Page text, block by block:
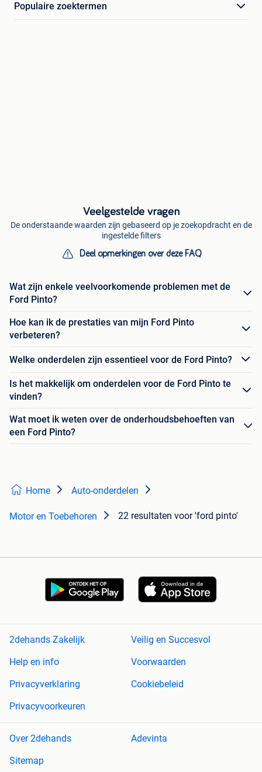
Populaire zoektermen
Veelgestelde vragen
De onderstaande waarden zijn gebaseerd op je zoekopdracht en de
ingestelde filters
Deel opmerkingen over deze FAQ
Wat zijn enkele veelvoorkomende problemen met de
Ford Pinto?
Hoe kan ik de prestaties van mijn Ford Pinto
verbeteren?
Welke onderdelen zijn essentieel voor de Ford Pinto?
Is het makkelijk om onderdelen voor de Ford Pinto te
vinden?
Wat moet ik weten over de onderhoudsbehoeften van
een Ford Pinto?
Home Auto-onderdelen
Motor en Toebehoren 22 resultaten voor 'ford pinto'
2dehands Zakelijk
Veilig en Succesvol
Help en info
Voorwaarden
Privacyverklaring
Cookiebeleid
Privacyvoorkeuren
Over 2dehands
Adevinta
Sitemap